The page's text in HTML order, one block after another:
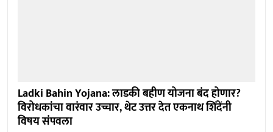
Ladki Bahin Yojana: लाडकी बहीण योजना बंद होणार?
विरोधकांचा वारंवार उच्चार, थेट उत्तर देत एकनाथ शिंदेंनी
विषय संपवला